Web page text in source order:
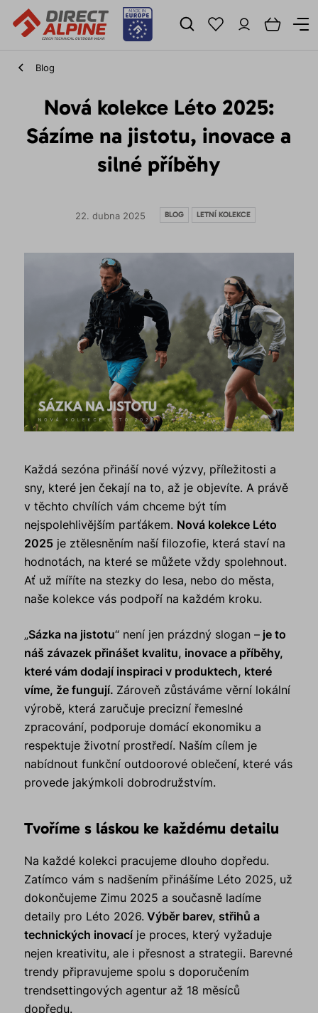
Blog
Nová kolekce Léto 2025:
Sázíme na jistotu, inovace a
silné příběhy
22. dubna 2025 BLOG LETNÍ KOLEKCE
Každá sezóna přináší nové výzvy, příležitosti a
sny, které jen čekají na to, až je objevíte. A právě
v těchto chvílích vám chceme být tím
nejspolehlivějším parťákem. Nová kolekce Léto
2025 je ztělesněním naší filozofie, která staví na
hodnotách, na které se můžete vždy spolehnout.
Ať už míříte na stezky do lesa, nebo do města,
naše kolekce vás podpoří na každém kroku.
„Sázka na jistotu“ není jen prázdný slogan – je to
náš závazek přinášet kvalitu, inovace a příběhy,
které vám dodají inspiraci v produktech, které
víme, že fungují. Zároveň zůstáváme věrní lokální
výrobě, která zaručuje precizní řemeslné
zpracování, podporuje domácí ekonomiku a
respektuje životní prostředí. Naším cílem je
nabídnout funkční outdoorové oblečení, které vás
provede jakýmkoli dobrodružstvím.
Tvoříme s láskou ke každému detailu
Na každé kolekci pracujeme dlouho dopředu.
Zatímco vám s nadšením přinášíme Léto 2025, už
dokončujeme Zimu 2025 a současně ladíme
detaily pro Léto 2026. Výběr barev, střihů a
technických inovacíje proces, který vyžaduje
nejen kreativitu, ale i přesnost a strategii. Barevné
trendy připravujeme spolu s doporučením
trendsettingových agentur až 18 měsíců
dopředu.